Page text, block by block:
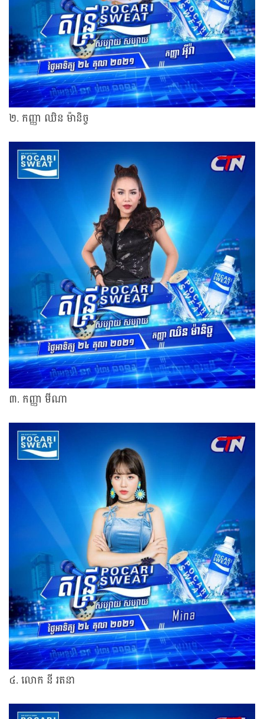
២. កញ្ញា ឈិន ម៉ានិច្ច
៣. កញ្ញា មីណា
៤. លោក នី រតនា